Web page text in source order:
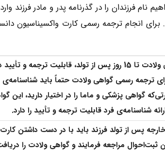
فرزندان را در گذرنامه پدر و مادر فرزند
انجام ترجمه رسمی کارت واکسیناسیون
ترجمه رسمی گواهی ولادت حتماً باید شناسنامه‌ی
گواهی پزشکی و ماما را در اختیار دارید، این
شناسنامه‌ی فرد قابلیت ترجمه و تأیید را دارد.
خارجه پس از تولد فرزند باید با در دست داشتن
ثبت‌احوال مراجعه فرمایند و گواهی ولادت را